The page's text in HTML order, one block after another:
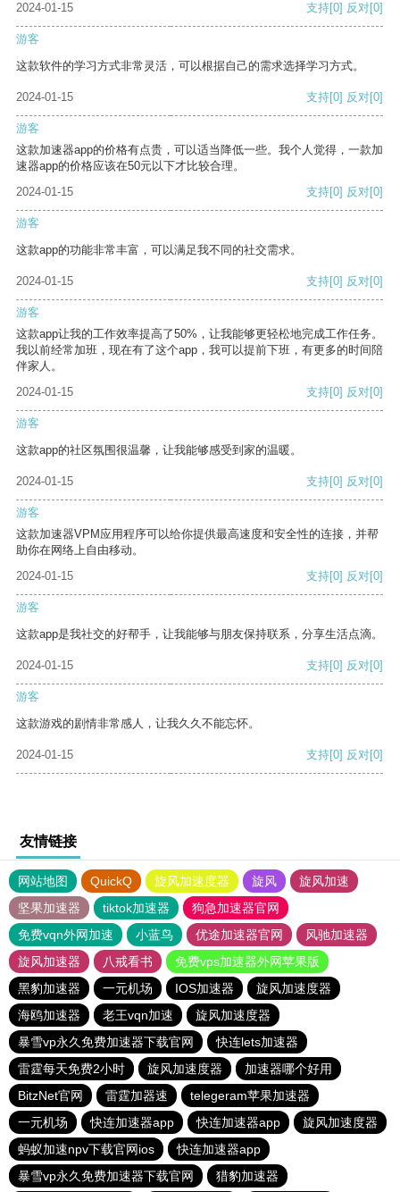
2024-01-15 支持[0] 反对[0]
游客
这款软件的学习方式非常灵活，可以根据自己的需求选择学习方式。
2024-01-15 支持[0] 反对[0]
游客
这款加速器app的价格有点贵，可以适当降低一些。我个人觉得，一款加
速器app的价格应该在50元以下才比较合理。
2024-01-15
支持[0] 反对[0]
游客
这款app的功能非常丰富，可以满足我不同的社交需求。
2024-01-15 支持[0] 反对[0]
游客
这款app让我的工作效率提高了50%，让我能够更轻松地完成工作任务。
我以前经常加班，现在有了这个app，我可以提前下班，有更多的时间陪
伴家人。
2024-01-15
支持[0] 反对[0]
游客
这款app的社区氛围很温馨，让我能够感受到家的温暖。
2024-01-15 支持[0] 反对[0]
游客
这款加速器VPM应用程序可以给你提供最高速度和安全性的连接，并帮
助你在网络上自由移动。
2024-01-15
支持[0] 反对[0]
游客
这款app是我社交的好帮手，让我能够与朋友保持联系，分享生活点滴。
2024-01-15 支持[0] 反对[0]
游客
这款游戏的剧情非常感人，让我久久不能忘怀。
2024-01-15 支持[0] 反对[0]
友情链接
网站地图 QuickQ 旋风加速度器 旋风
旋风加速
坚果加速器
tiktok加速器
狗急加速器官网
免费vqn外网加速
小蓝鸟 优途加速器官网
风驰加速器
旋风加速器
八戒看书
免费vps加速器外网苹果版
黑豹加速器
一元机场 IOS加速器
旋风加速度器
海鸥加速器
老王vqn加速
旋风加速度器
暴雪vp永久免费加速器下载官网
快连lets加速器
雷霆每天免费2小时
旋风加速度器
加速器哪个好用
BitzNet官网
雷霆加器速
telegeram苹果加速器
一元机场
快连加速器app 快连加速器app
旋风加速度器
蚂蚁加速npv下载官网ios
快连加速器app
暴雪vp永久免费加速器下载官网
猎豹加速器